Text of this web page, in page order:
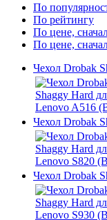
По
По рейтингу
По цене,
По цене,
Чехол Drobak
Чехол Drobak
Чехол Drobak